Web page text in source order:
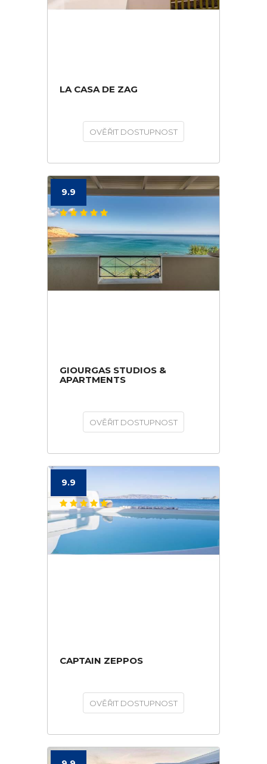
LA CASA DE ZAG
OVĚŘIT DOSTUPNOST
9.9
GIOURGAS STUDIOS &
APARTMENTS
OVĚŘIT DOSTUPNOST
9.9
CAPTAIN ZEPPOS
OVĚŘIT DOSTUPNOST